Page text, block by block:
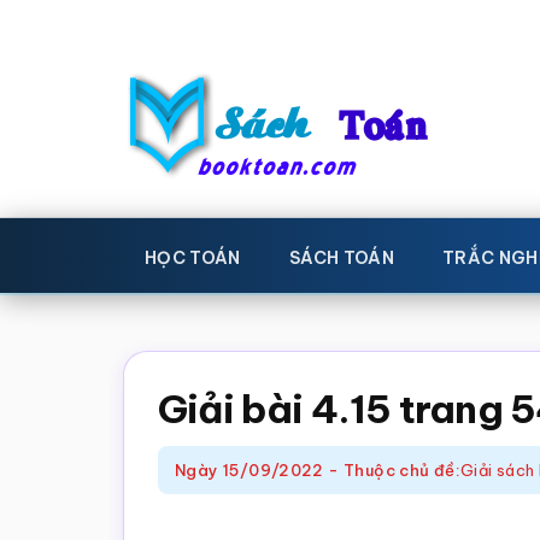
Sách
Toán
-
Học
toán
Học
toán,
toán,
Sách
HỌC TOÁN SÁCH TOÁN TRẮC
Giải bài 4.15 trang
Ngày 15/09/2022 - Thuộc chủ đề:Giải